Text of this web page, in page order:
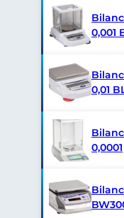
0,001
0,01
0,0001